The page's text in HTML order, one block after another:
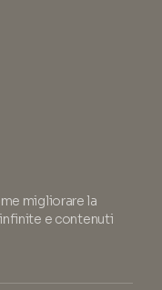
migliorare la
e contenuti